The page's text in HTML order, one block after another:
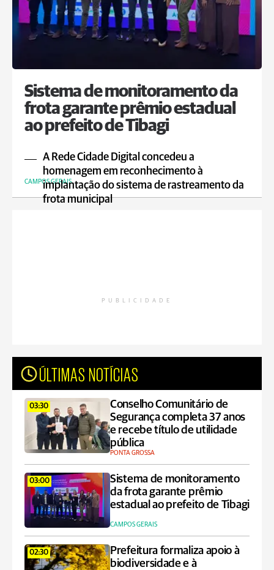
Sistema de monitoramento da
frota garante prêmio estadual
ao prefeito de Tibagi
A Rede Cidade Digital concedeu a
homenagem em reconhecimento à
implantação do sistema de rastreamento da
frota municipal
CAMPOS GERAIS
PUBLICIDADE
ÚLTIMAS NOTÍCIAS
03:30
Conselho Comunitário de
Segurança completa 37 anos
e recebe título de utilidade
pública
PONTA GROSSA
03:00
Sistema de monitoramento
da frota garante prêmio
estadual ao prefeito de Tibagi
CAMPOS GERAIS
02:30
Prefeitura formaliza apoio à
biodiversidade e à